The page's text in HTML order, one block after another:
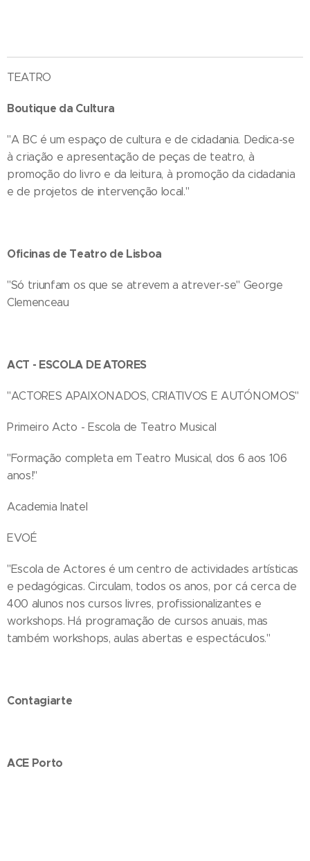
TEATRO
Boutique da Cultura
"A BC é um espaço de cultura e de cidadania. Dedica-se
à criação e apresentação de peças de teatro, à
promoção do livro e da leitura, à promoção da cidadania
e de projetos de intervenção local."
Oficinas de Teatro de Lisboa
"Só triunfam os que se atrevem a atrever-se" George
Clemenceau
ACT - ESCOLA DE ATORES
"ACTORES APAIXONADOS, CRIATIVOS E AUTÓNOMOS"
Primeiro Acto - Escola de Teatro Musical
"Formação completa em Teatro Musical, dos 6 aos 106
anos!"
Academia Inatel
EVOÉ
"Escola de Actores é um centro de actividades artísticas
e pedagógicas. Circulam, todos os anos, por cá cerca de
400 alunos nos cursos livres, profissionalizantes e
workshops. Há programação de cursos anuais, mas
também workshops, aulas abertas e espectáculos."
Contagiarte
ACE Porto